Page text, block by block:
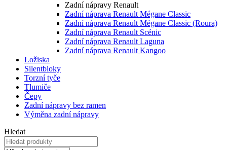
Zadní nápravy Renault
Zadní náprava Renault Mégane Classic
Zadní náprava Renault Mégane Classic (Roura)
Zadní náprava Renault Scénic
Zadní náprava Renault Laguna
Zadní náprava Renault Kangoo
Ložiska
Silentbloky
Torzní tyče
Tlumiče
Čepy
Zadní nápravy bez ramen
Výměna zadní nápravy
Hledat